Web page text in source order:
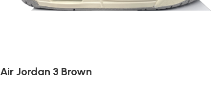
Air Jordan 3 Brown